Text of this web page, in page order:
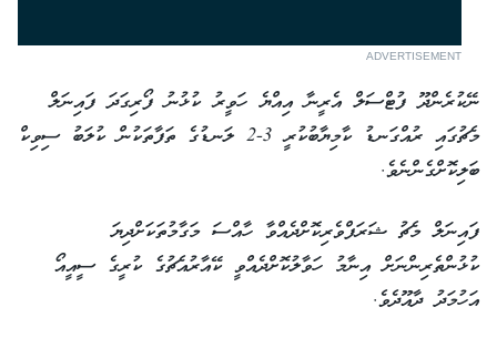
ADVERTISEMENT
ނޭކުރެންދޫ ފުޓްސަލް އެރީނާ އިއްޔެ ހަވީރު ކުޅުނު ފޯރިގަދަ ފައިނަލް
މެޗުގައި ރުއްގަނޑު ކާމިޔާބުކުރީ 3-2 ލަނޑުގެ ތަފާތަކުން ކުލަބު ސިވިކް
ބަލިކޮށްގެންނެވެ.
ފައިނަލް މެޗު ޝަރަފްވެރިކޮށްދެއްވާ ހާއްސަ މަގާމުތަކަށްދިޔަ
ކުޅުންތެރިންނަށް އިނާމު ހަވާލުކޮށްދެއްވީ ކޭއާރުއެޗުގެ ކުރީގެ ސީއީއޯ
އަހުމަދު ދާއޫދެވެ.